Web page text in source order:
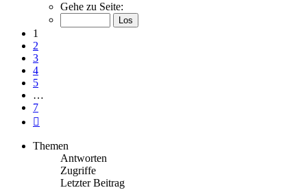
von
Gehe zu Seite:
1
2
3
4
5
…
7
Themen
Antworten
Zugriffe
Letzter Beitrag